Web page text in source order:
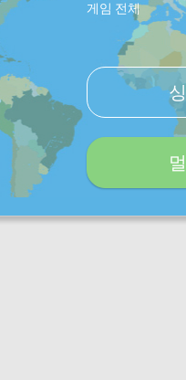
게임 전체